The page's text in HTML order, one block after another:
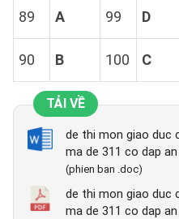
89 A 99 D
90 B 100 C
TẢI VỀ
de thi mon giao duc
ma de 311 co dap an
(phien ban .doc)
de thi mon giao duc
ma de 311 co dap an